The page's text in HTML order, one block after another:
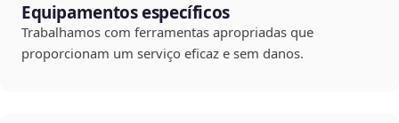
Equipamentos específicos
Trabalhamos com ferramentas apropriadas que
proporcionam um serviço eficaz e sem danos.